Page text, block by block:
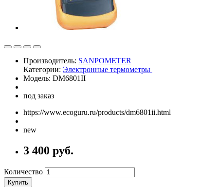
Производитель: SANPOMETER
Категории: Электронные термометры
Модель: DM6801II
под заказ
https://www.ecoguru.ru/products/dm6801ii.html
new
3 400 руб.
Количество
Купить